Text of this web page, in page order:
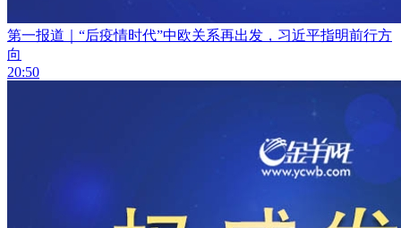
第一报道｜“后疫情时代”中欧关系再出发，习近平指明前行方
向
20:50